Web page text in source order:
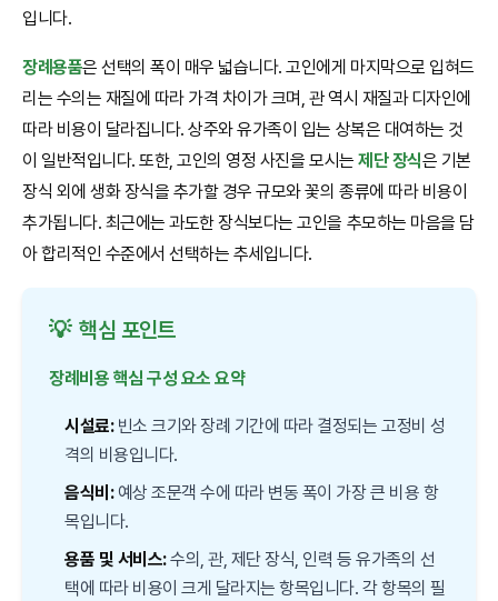
입니다.
장례용품은 선택의 폭이 매우 넓습니다. 고인에게 마지막으로 입혀드
리는 수의는 재질에 따라 가격 차이가 크며, 관 역시 재질과 디자인에
따라 비용이 달라집니다. 상주와 유가족이 입는 상복은 대여하는 것
이 일반적입니다. 또한, 고인의 영정 사진을 모시는제단 장식은 기본
장식 외에 생화 장식을 추가할 경우 규모와 꽃의 종류에 따라 비용이
추가됩니다. 최근에는 과도한 장식보다는 고인을 추모하는 마음을 담
아 합리적인 수준에서 선택하는 추세입니다.
💡 핵심 포인트
장례비용 핵심 구성 요소 요약
시설료:빈소 크기와 장례 기간에 따라 결정되는 고정비 성
격의 비용입니다.
음식비:예상 조문객 수에 따라 변동 폭이 가장 큰 비용 항
목입니다.
용품 및 서비스:수의, 관, 제단 장식, 인력 등 유가족의 선
택에 따라 비용이 크게 달라지는 항목입니다. 각 항목의 필